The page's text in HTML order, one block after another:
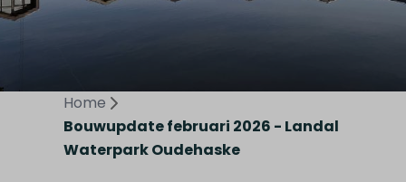
Home
Bouwupdate februari 2026 - Landal
Waterpark Oudehaske